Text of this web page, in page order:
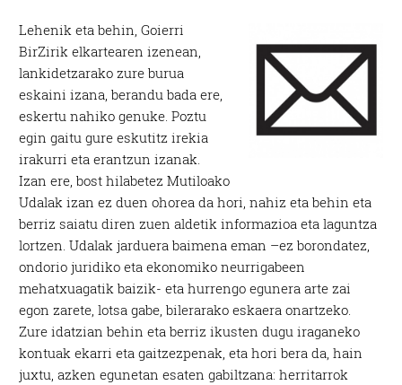
Lehenik eta behin, Goierri
BirZirik elkartearen izenean,
lankidetzarako zure burua
eskaini izana, berandu bada ere,
eskertu nahiko genuke. Poztu
egin gaitu gure eskutitz irekia
irakurri eta erantzun izanak.
Izan ere, bost hilabetez Mutiloako
Udalak izan ez duen ohorea da hori, nahiz eta behin eta
berriz saiatu diren zuen aldetik informazioa eta laguntza
lortzen. Udalak jarduera baimena eman –ez borondatez,
ondorio juridiko eta ekonomiko neurrigabeen
mehatxuagatik baizik- eta hurrengo egunera arte zai
egon zarete, lotsa gabe, bilerarako eskaera onartzeko.
Zure idatzian behin eta berriz ikusten dugu iraganeko
kontuak ekarri eta gaitzezpenak, eta hori bera da, hain
juxtu, azken egunetan esaten gabiltzana: herritarrok